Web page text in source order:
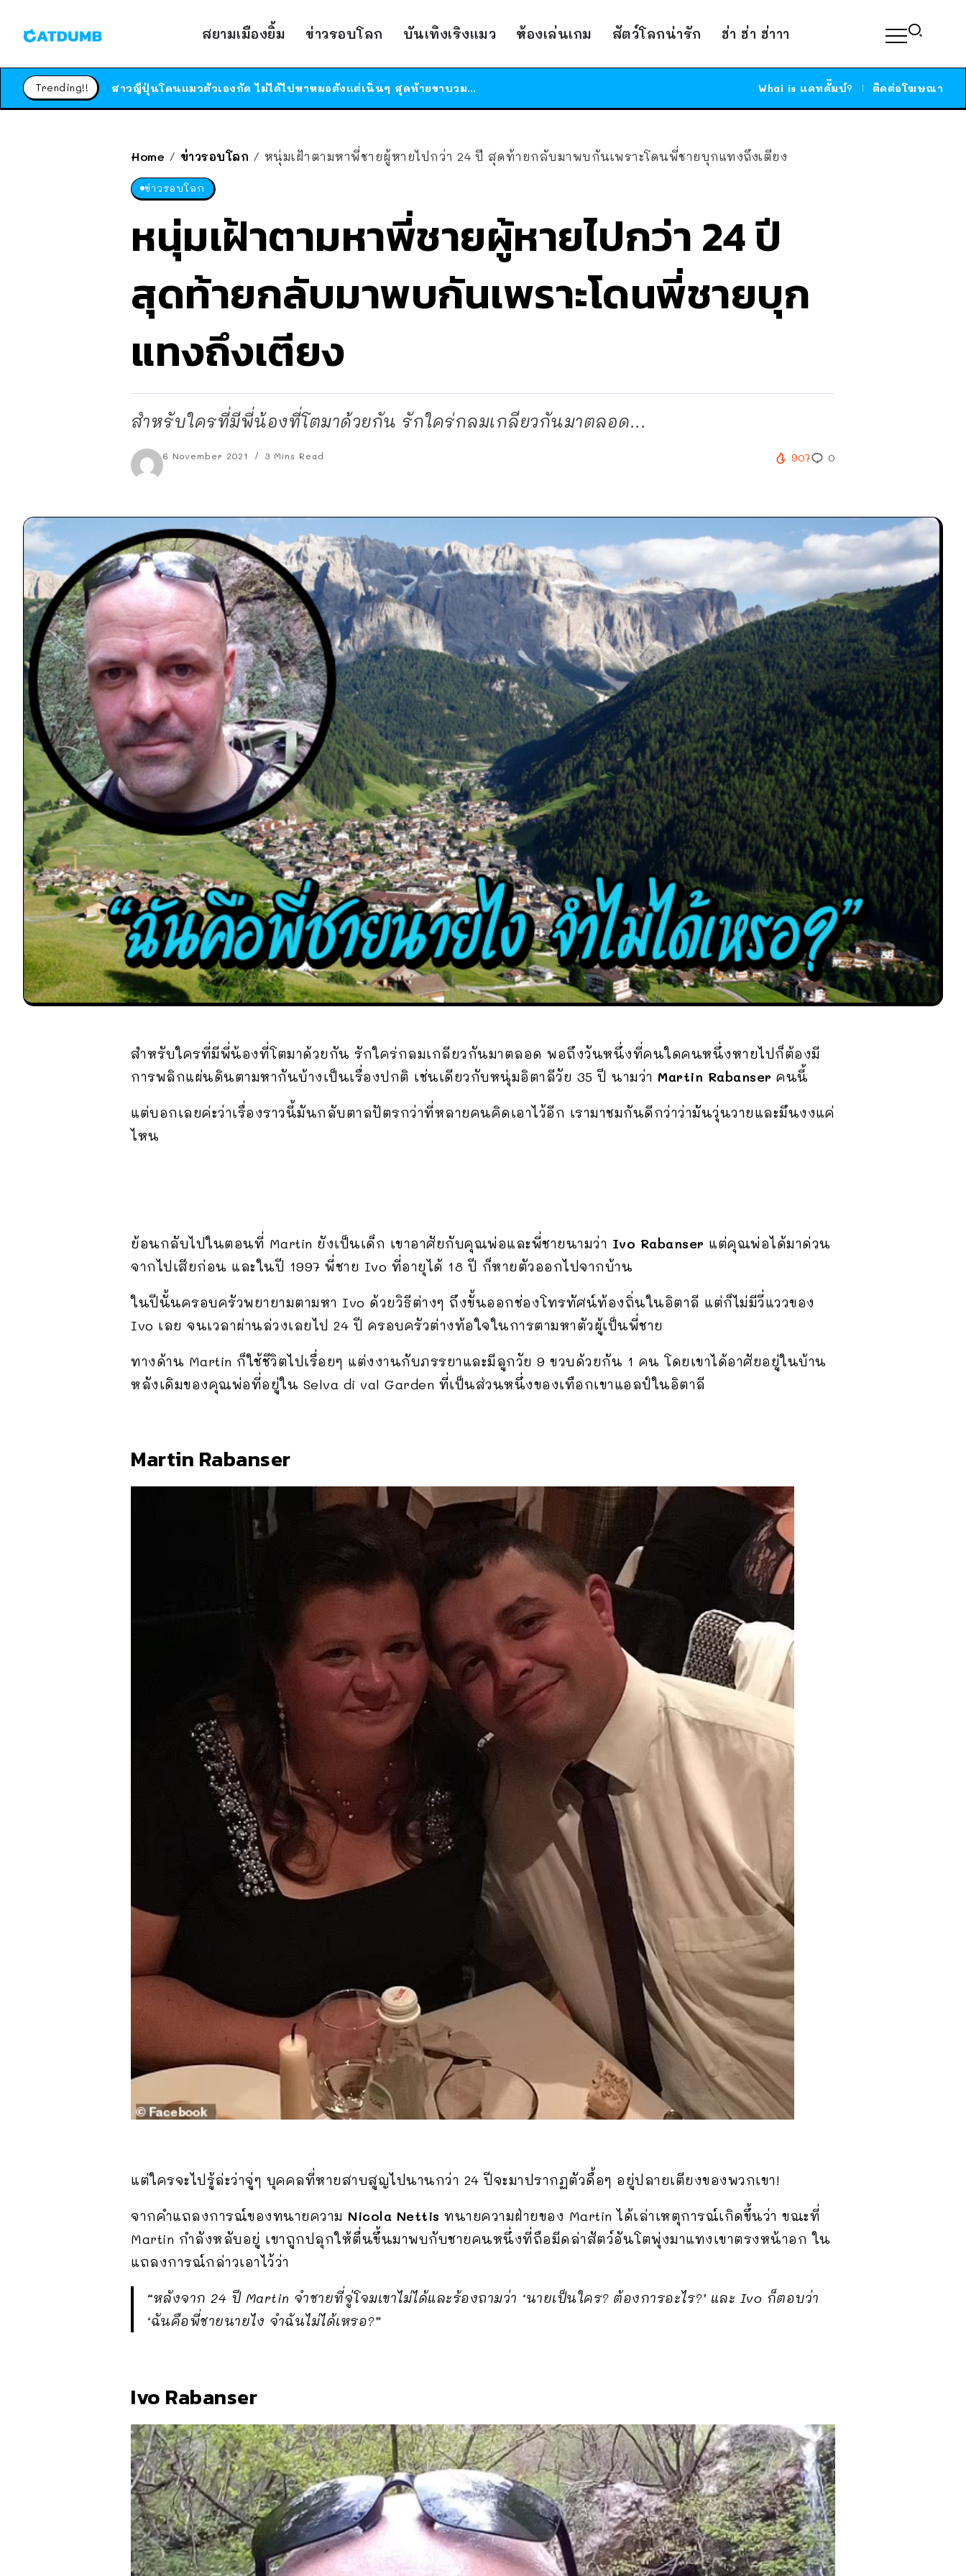
สยามเมืองยิ้ม ข่าวรอบโลก บันเทิงเริงแมว ห้องเล่นเกม สัตว์โลกน่ารัก ฮ่า ฮ่า ฮ่าาา
Trending!!
ร้านอาหารในนิวยอร์กประกาศปิดตัวลง หลังอยู่มานานกว่า 45 ปี ติดป้ายขอบคุณลูกค้าทุกคน แถมสูตรทำไวท์ซอสให้แบบจัดเต็ม
ได้เวลาเด็กหนวดรวมตัว RF Online Next เปิดให้เล่นแล้ว เกม Sci-Fi MMORPG ระดับตำนาน เล่นได้ทั้งมือถือและ PC Whai is แคทดั๊มบ์? ติดต่อโฆษณา
Home / ข่าวรอบโลก / หนุ่มเฝ้าตามหาพี่ชายผู้หายไปกว่า 24 ปี สุดท้ายกลับมาพบกันเพราะโดนพี่ชายบุกแทงถึงเตียง
ข่าวรอบโลก
หนุ่มเฝ้าตามหาพี่ชายผู้หายไปกว่า 24 ปี
สุดท้ายกลับมาพบกันเพราะโดนพี่ชายบุก
แทงถึงเตียง
สำหรับใครที่มีพี่น้องที่โตมาด้วยกัน รักใคร่กลมเกลียวกันมาตลอด...
6 November 2021 3 Mins Read 907 0
สำหรับใครที่มีพี่น้องที่โตมาด้วยกัน รักใคร่กลมเกลียวกันมาตลอด พอถึงวันหนึ่งที่คนใดคนหนึ่งหายไปก็ต้องมี
การพลิกแผ่นดินตามหากันบ้างเป็นเรื่องปกติ เช่นเดียวกับหนุ่มอิตาลีวัย 35 ปี นามว่า Martin Rabanser คนนี้
แต่บอกเลยค่ะว่าเรื่องราวนี้มันกลับตาลปัตรกว่าที่หลายคนคิดเอาไว้อีก เรามาชมกันดีกว่าว่ามันวุ่นวายและมึนงงแค่
ไหน
ย้อนกลับไปในตอนที่ Martin ยังเป็นเด็ก เขาอาศัยกับคุณพ่อและพี่ชายนามว่า Ivo Rabanser แต่คุณพ่อได้มาด่วน
จากไปเสียก่อน และในปี 1997 พี่ชาย Ivo ที่อายุได้ 18 ปี ก็หายตัวออกไปจากบ้าน
ในปีนั้นครอบครัวพยายามตามหา Ivo ด้วยวิธีต่างๆ ถึงขั้นออกช่องโทรทัศน์ท้องถิ่นในอิตาลี แต่ก็ไม่มีวี่แววของ
Ivo เลย จนเวลาผ่านล่วงเลยไป 24 ปี ครอบครัวต่างท้อใจในการตามหาตัวผู้เป็นพี่ชาย
ทางด้าน Martin ก็ใช้ชีวิตไปเรื่อยๆ แต่งงานกับภรรยาและมีลูกวัย 9 ขวบด้วยกัน 1 คน โดยเขาได้อาศัยอยู่ในบ้าน
หลังเดิมของคุณพ่อที่อยู่ใน Selva di val Garden ที่เป็นส่วนหนึ่งของเทือกเขาแอลป์ในอิตาลี
Martin Rabanser
แต่ใครจะไปรู้ล่ะว่าจู่ๆ บุคคลที่หายสาบสูญไปนานกว่า 24 ปีจะมาปรากฏตัวดื้อๆ อยู่ปลายเตียงของพวกเขา!
จากคำแถลงการณ์ของทนายความ Nicola Nettis ทนายความฝ่ายของ Martin ได้เล่าเหตุการณ์เกิดขึ้นว่า ขณะที่
Martin กำลังหลับอยู่ เขาถูกปลุกให้ตื่นขึ้นมาพบกับชายคนหนึ่งที่ถือมีดล่าสัตว์อันโตพุ่งมาแทงเขาตรงหน้าอก ใน
แถลงการณ์กล่าวเอาไว้ว่า
“หลังจาก 24 ปี Martin จำชายที่จู่โจมเขาไม่ได้และร้องถามว่า ‘นายเป็นใคร? ต้องการอะไร?’ และ Ivo ก็ตอบว่า
‘ฉันคือพี่ชายนายไง จำฉันไม่ได้เหรอ?”
Ivo Rabanser